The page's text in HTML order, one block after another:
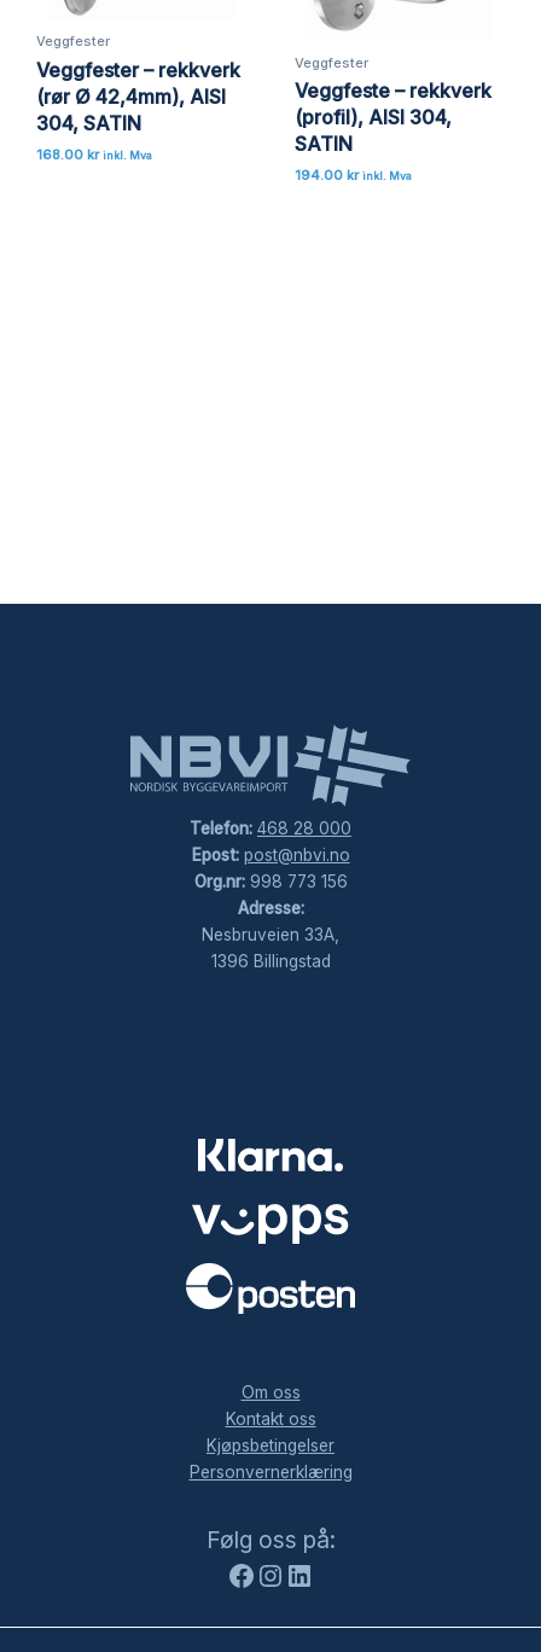
Veggfester
Veggfester – rekkverk
(rør Ø 42,4mm), AISI
304, SATIN
168.00 kr inkl. Mva
Veggfester
Veggfeste – rekkverk
(profil), AISI 304,
SATIN
194.00 kr inkl. Mva
Telefon: 468 28 000
Epost: post@nbvi.no
Org.nr:998 773 156
Adresse:
Nesbruveien 33A,
1396 Billingstad
Om oss
Kontakt oss
Kjøpsbetingelser
Personvernerklæring
Følg oss på:
Facebook
Instagram
LinkedIn